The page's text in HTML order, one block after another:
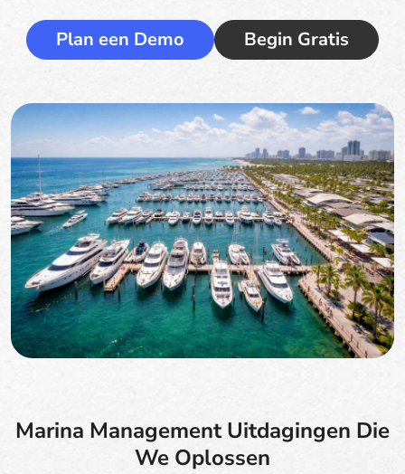
Plan een Demo Begin Gratis
Marina Management Uitdagingen Die
We Oplossen